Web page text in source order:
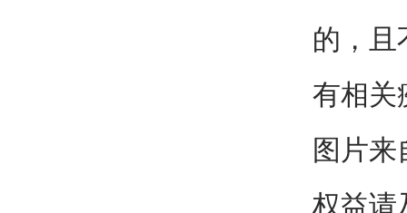
的，且
有相关
图片
权益请